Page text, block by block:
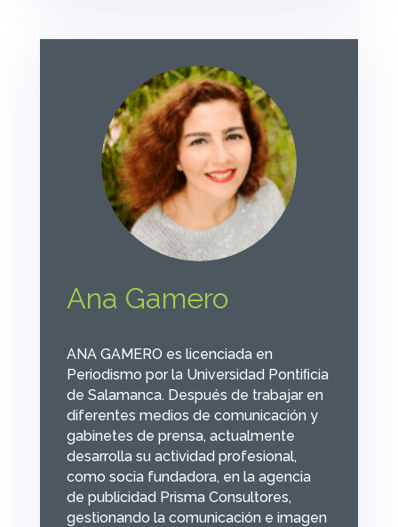
Ana Gamero
ANA GAMERO es licenciada en
Periodismo por la Universidad Pontiﬁcia
de Salamanca. Después de trabajar en
diferentes medios de comunicación y
gabinetes de prensa, actualmente
desarrolla su actividad profesional,
como socia fundadora, en la agencia
de publicidad Prisma Consultores,
gestionando la comunicación e imagen